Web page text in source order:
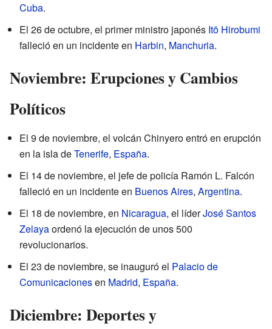
Cuba.
El 26 de octubre, el primer ministro japonés Itō Hirobumi
falleció en un incidente en Harbin, Manchuria.
Noviembre: Erupciones y Cambios
Políticos
El 9 de noviembre, el volcán Chinyero entró en erupción
en la isla deTenerife, España.
El 14 de noviembre, el jefe de policía Ramón L. Falcón
falleció en un incidente en Buenos Aires, Argentina.
El 18 de noviembre, en Nicaragua, el líderJosé Santos
Zelayaordenó la ejecución de unos 500
revolucionarios.
El 23 de noviembre, se inauguró el Palacio de
Comunicacionesen Madrid, España.
Diciembre: Deportes y